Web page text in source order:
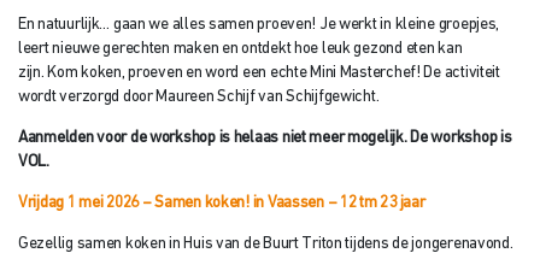
En natuurlijk… gaan we alles samen proeven! Je werkt in kleine groepjes,
leert nieuwe gerechten maken en ontdekt hoe leuk gezond eten kan
zijn. Kom koken, proeven en word een echte Mini Masterchef! De activiteit
wordt verzorgd door Maureen Schijf van Schijfgewicht.
Aanmelden voor de workshop is helaas niet meer mogelijk. De workshop is
VOL.
Vrijdag 1 mei 2026 – Samen koken! in Vaassen – 12 tm 23 jaar
Gezellig samen koken in Huis van de Buurt Triton tijdens de jongerenavond.